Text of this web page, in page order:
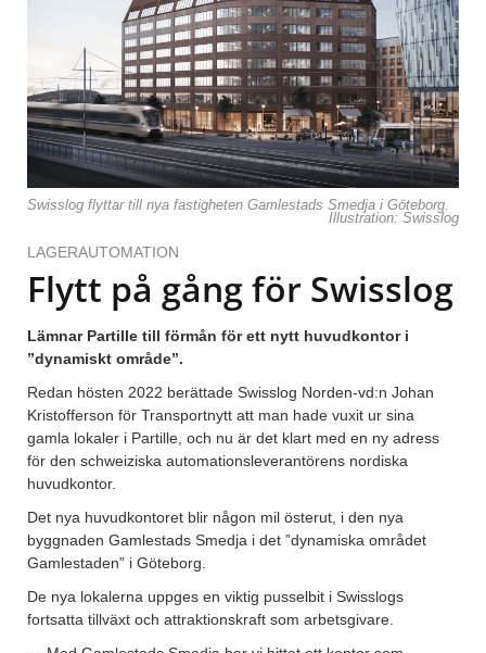
Swisslog flyttar till nya fastigheten Gamlestads Smedja i Göteborg.
Illustration: Swisslog
LAGERAUTOMATION
Flytt på gång för Swisslog
Lämnar Partille till förmån för ett nytt huvudkontor i
”dynamiskt område”.
Redan hösten 2022 berättade Swisslog Norden-vd:n Johan
Kristofferson för Transportnytt att man hade vuxit ur sina
gamla lokaler i Partille, och nu är det klart med en ny adress
för den schweiziska automationsleverantörens nordiska
huvudkontor.
Det nya huvudkontoret blir någon mil österut, i den nya
byggnaden Gamlestads Smedja i det ”dynamiska området
Gamlestaden” i Göteborg.
De nya lokalerna uppges en viktig pusselbit i Swisslogs
fortsatta tillväxt och attraktionskraft som arbetsgivare.